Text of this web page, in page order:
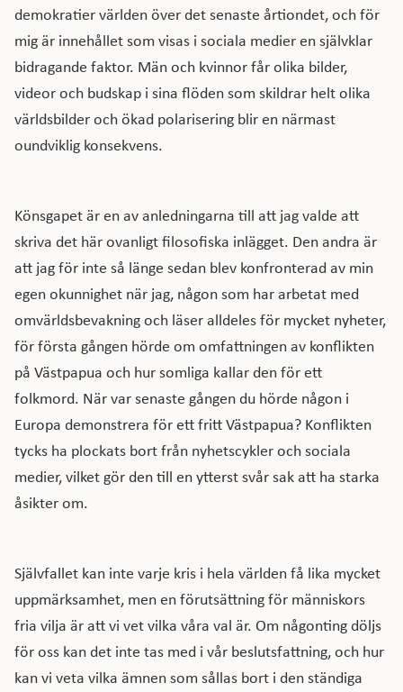
demokratier världen över det senaste årtiondet, och för
mig är innehållet som visas i sociala medier en självklar
bidragande faktor. Män och kvinnor får olika bilder,
videor och budskap i sina flöden som skildrar helt olika
världsbilder och ökad polarisering blir en närmast
oundviklig konsekvens.
Könsgapet är en av anledningarna till att jag valde att
skriva det här ovanligt filosofiska inlägget. Den andra är
att jag för inte så länge sedan blev konfronterad av min
egen okunnighet när jag, någon som har arbetat med
omvärldsbevakning och läser alldeles för mycket nyheter,
för första gången hörde om omfattningen av konflikten
på Västpapua och hur somliga kallar den för ett
folkmord. När var senaste gången du hörde någon i
Europa demonstrera för ett fritt Västpapua? Konflikten
tycks ha plockats bort från nyhetscykler och sociala
medier, vilket gör den till en ytterst svår sak att ha starka
åsikter om.
Självfallet kan inte varje kris i hela världen få lika mycket
uppmärksamhet, men en förutsättning för människors
fria vilja är att vi vet vilka våra val är. Om någonting döljs
för oss kan det inte tas med i vår beslutsfattning, och hur
kan vi veta vilka ämnen som sållas bort i den ständiga